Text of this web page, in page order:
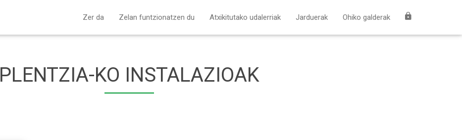
Zer da Zelan funtzionatzen du Atxikitutako udalerriak Jarduerak Ohiko galderak
PLENTZIA-KO INSTALAZIOAK